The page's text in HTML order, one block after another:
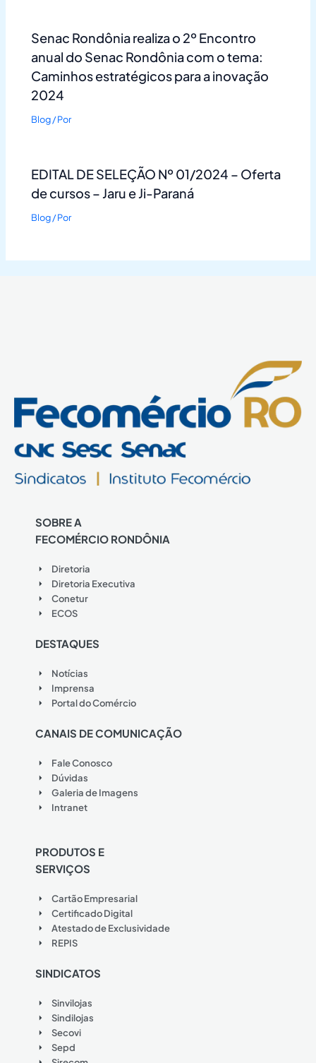
Senac Rondônia realiza o 2º Encontro
anual do Senac Rondônia com o tema:
Caminhos estratégicos para a inovação
2024
Blog/ Por
EDITAL DE SELEÇÃO Nº 01/2024 – Oferta
de cursos – Jaru e Ji-Paraná
Blog/ Por
SOBRE A
FECOMÉRCIO RONDÔNIA
Diretoria
Diretoria Executiva
Conetur
ECOS
DESTAQUES
Notícias
Imprensa
Portal do Comércio
CANAIS DE COMUNICAÇÃO
Fale Conosco
Dúvidas
Galeria de Imagens
Intranet
PRODUTOS E
SERVIÇOS
Cartão Empresarial
Certificado Digital
Atestado de Exclusividade
REPIS
SINDICATOS
Sinvilojas
Sindilojas
Secovi
Sepd